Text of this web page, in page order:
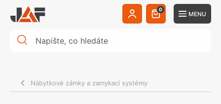
0
MENU
Nábytkové zámky a zamykací systémy